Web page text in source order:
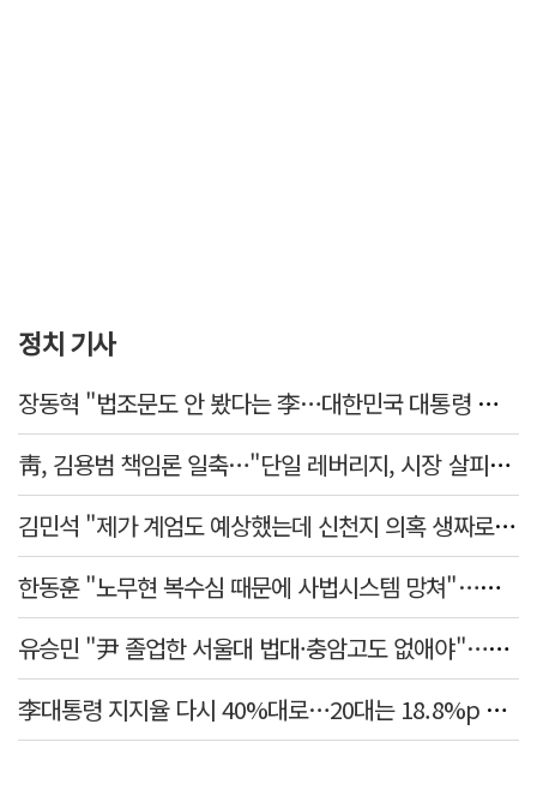
정치 기사
장동혁 "법조문도 안 봤다는 李…대한민국 대통령 맞나, 역대급 망언"
靑, 김용범 책임론 일축…"단일 레버리지, 시장 살피고 대책 챙길 때"
김민석 "제가 계엄도 예상했는데 신천지 의혹 생짜로 말했겠나"
한동훈 "노무현 복수심 때문에 사법시스템 망쳐"…민주당 맹공
유승민 "尹 졸업한 서울대 법대·충암고도 없애야"…李 육사 통합 직격
李대통령 지지율 다시 40%대로…20대는 18.8%p 급락